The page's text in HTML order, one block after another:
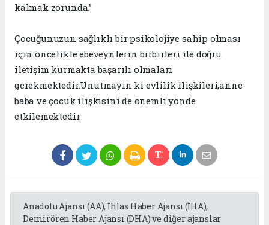
kalmak zorunda.”
Çocuğunuzun sağlıklı bir psikolojiye sahip olması
için öncelikle ebeveynlerin birbirleri ile doğru
iletişim kurmakta başarılı olmaları
gerekmektedir.Unutmayın ki evlilik ilişkileri,anne-
baba ve çocuk ilişkisini de önemli yönde
etkilemektedir.
Anadolu Ajansı (AA), İhlas Haber Ajansı (İHA),
Demirören Haber Ajansı (DHA) ve diğer ajanslar